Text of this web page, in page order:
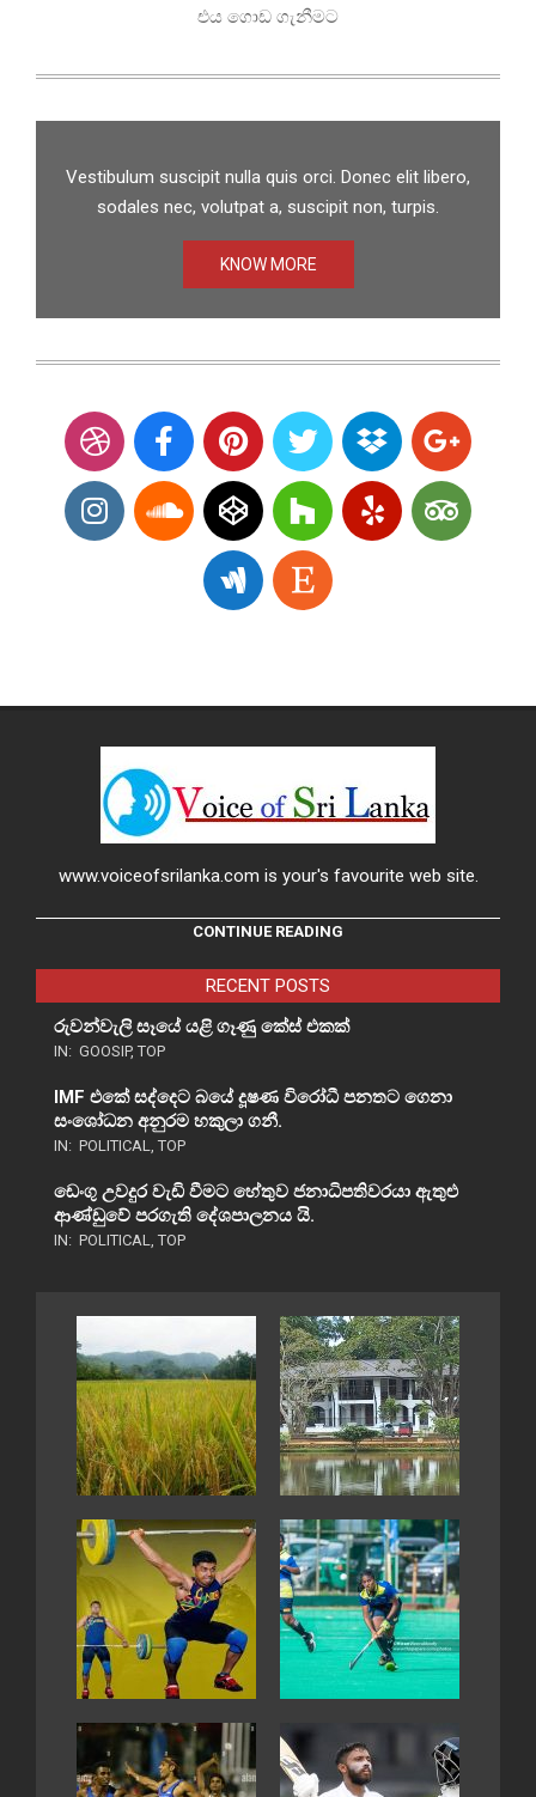
එය ගොඩ ගැනීමට
Vestibulum suscipit nulla quis orci. Donec elit libero,
sodales nec, volutpat a, suscipit non, turpis.
KNOW MORE
www.voiceofsrilanka.com is your's favourite web site.
CONTINUE READING
RECENT POSTS
රුවන්වැලි සෑයේ යළි ගෑණු කේස් එකක්
IN: GOOSIP, TOP
IMF එකේ සද්දෙට බයේ දූෂණ විරෝධී පනතට ගෙනා
සංශෝධන අනුරම හකුලා ගනී.
IN: POLITICAL TOP
ඩෙංගු උවදුර වැඩි වීමට හේතුව ජනාධිපතිවරයා ඇතුළු
ආණ්ඩුවේ පරගැති දේශපාලනය යි.
IN: POLITICAL TOP